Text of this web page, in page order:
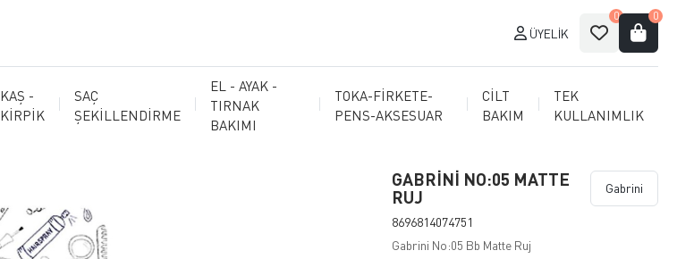
ÜYELIK
0 0
KAŞ -
KİRPİK
SAÇ
ŞEKİLLENDİRME
EL - AYAK -
TIRNAK
BAKIMI
TOKA-FİRKETE-
PENS-AKSESUAR
CİLT
BAKIM
TEK
KULLANIMLIK
GABRİNİ NO:05 MATTE
RUJ
8696814074751
Gabrini
Gabrini No:05 Bb Matte Ruj